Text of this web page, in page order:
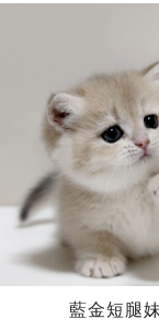
藍金短腿